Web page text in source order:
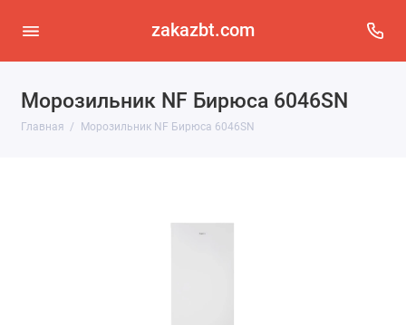
zakazbt.com
Морозильник NF Бирюса 6046SN
Главная Морозильник NF Бирюса 6046SN